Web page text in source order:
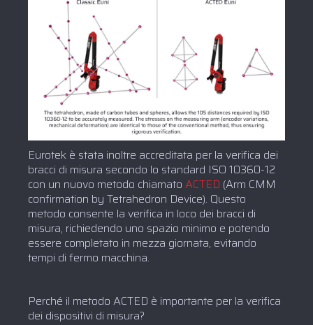
Eurotek è stata inoltre accreditata per la verifica dei
bracci di misura secondo lo standard ISO 10360-12
con un nuovo metodo chiamato ACTED (Arm CMM
confirmation by Tetrahedron Device). Questo
metodo consente la verifica in loco dei bracci di
misura, richiedendo uno spazio minimo e potendo
essere completato in mezza giornata, evitando
tempi di fermo macchina.
Perché il metodo ACTED è importante per la verifica
dei dispositivi di misura?